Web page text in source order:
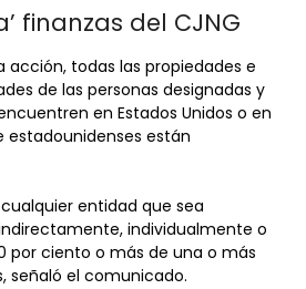
finanzas del CJNG
acción, todas las propiedades e
de las personas designadas y
en Estados Unidos o en
estadounidenses están
entidad que sea
individualmente o
por ciento o más de una o más
señaló el comunicado.